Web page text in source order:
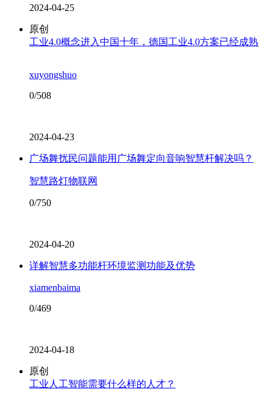
2024-04-25
原创
工业4.0概念进入中国十年，德国工业4.0方案已经成熟
xuyongshuo
0/508
2024-04-23
广场舞扰民问题能用广场舞定向音响智慧杆解决吗？
智慧路灯物联网
0/750
2024-04-20
详解智慧多功能杆环境监测功能及优势
xiamenbaima
0/469
2024-04-18
原创
工业人工智能需要什么样的人才？